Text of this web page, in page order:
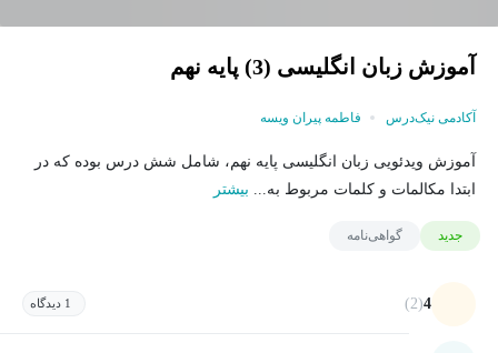
آموزش زبان انگلیسی (3) پایه نهم
آکادمی نیک‌درس فاطمه پیران ویسه
آموزش ویدئویی زبان انگلیسی پایه نهم، شامل شش درس بوده که در
ابتدا مکالمات و کلمات مربوط به... بیشتر
جدید گواهی‌نامه
4
(2) 1 دیدگاه